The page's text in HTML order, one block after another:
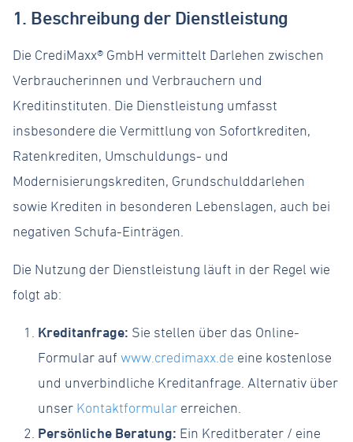
1. Beschreibung der Dienstleistung
Die CrediMaxx® GmbH vermittelt Darlehen zwischen
Verbraucherinnen und Verbrauchern und
Kreditinstituten. Die Dienstleistung umfasst
insbesondere die Vermittlung von Sofortkrediten,
Ratenkrediten, Umschuldungs- und
Modernisierungskrediten, Grundschulddarlehen
sowie Krediten in besonderen Lebenslagen, auch bei
negativen Schufa-Einträgen.
Die Nutzung der Dienstleistung läuft in der Regel wie
folgt ab:
Kreditanfrage: Sie stellen über das Online-
Formular auf www.credimaxx.de eine kostenlose
und unverbindliche Kreditanfrage. Alternativ über
unser Kontaktformular erreichen.
Persönliche Beratung: Ein Kreditberater / eine